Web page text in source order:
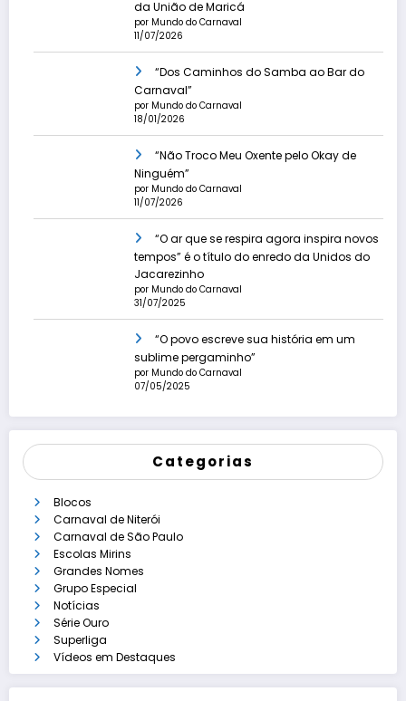
da União de Maricá
por Mundo do Carnaval
11/07/2026
“Dos Caminhos do Samba ao Bar do
Carnaval”
por Mundo do Carnaval
18/01/2026
“Não Troco Meu Oxente pelo Okay de
Ninguém”
por Mundo do Carnaval
11/07/2026
“O ar que se respira agora inspira novos
tempos” é o título do enredo da Unidos do
Jacarezinho
por Mundo do Carnaval
31/07/2025
“O povo escreve sua história em um
sublime pergaminho”
por Mundo do Carnaval
07/05/2025
Categorias
Blocos
Carnaval de Niterói
Carnaval de São Paulo
Escolas Mirins
Grandes Nomes
Grupo Especial
Notícias
Série Ouro
Superliga
Vídeos em Destaques